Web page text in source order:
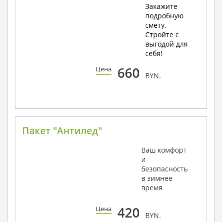
Закажите
подробную
смету.
Стройте с
выгодой для
себя!
Цена 660 BYN.
Пакет "Антилед"
Ваш комфорт
и
безопасность
в зимнее
время
Цена 420 BYN.